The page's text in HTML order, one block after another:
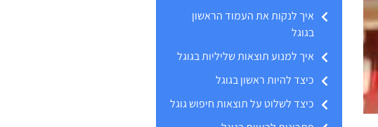
איך לנקות את העמוד הראשון
בגוגל
איך למנוע תוצאות שליליות בגוגל
כיצד להיות ראשון בגוגל
כיצד לשלוט על תוצאות חיפוש גוגל